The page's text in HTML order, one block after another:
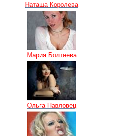
Наташа Королева
Мария Болтнева
Ольга Павловец